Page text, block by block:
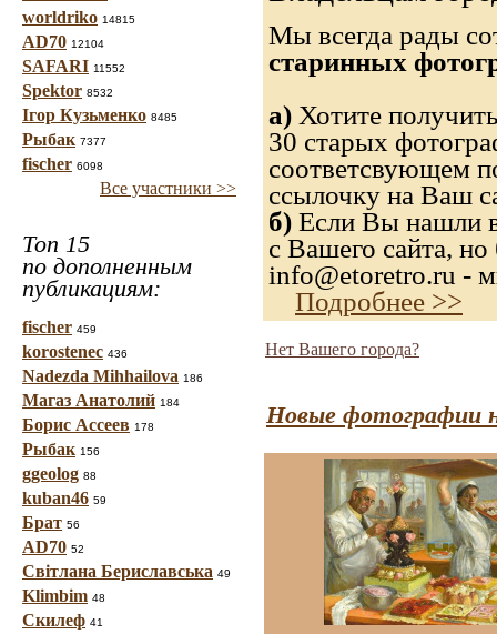
worldriko 14815
AD70 12104
SAFARI 11552
Spektor 8532
Ігор Кузьменко 8485
Рыбак 7377
fischer 6098
Все участники >>
Топ 15
по дополненным
публикациям:
fischer 459
korostenec 436
Nadezda Mihhailova 186
Магаз Анатолий 184
Борис Ассеев 178
Рыбак 156
ggeolog 88
kuban46 59
Брат 56
AD70 52
Світлана Бериславська 49
Klimbim 48
Скилеф 41
Мы всегда рады
старинных
а) Хотите
30 старых
соответсвующем
ссылочку на Ваш
б) Если Вы нашли
с Вашего сайта,
info@etoretro.ru -
Подробнее >>
Нет Вашего города?
Новые фотографии